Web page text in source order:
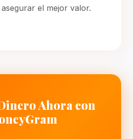
el mejor valor.
Ahora con